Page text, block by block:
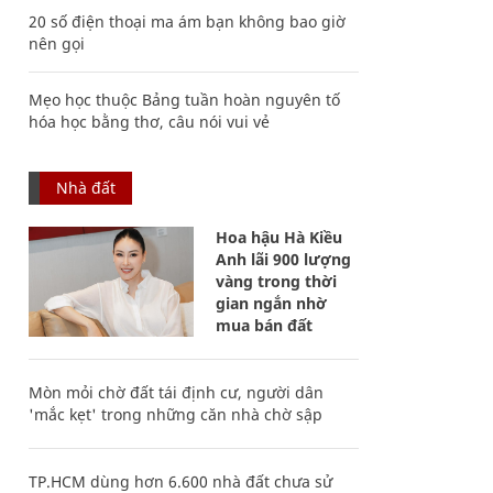
20 số điện thoại ma ám bạn không bao giờ
nên gọi
Mẹo học thuộc Bảng tuần hoàn nguyên tố
hóa học bằng thơ, câu nói vui vẻ
Nhà đất
Hoa hậu Hà Kiều
Anh lãi 900 lượng
vàng trong thời
gian ngắn nhờ
mua bán đất
Mòn mỏi chờ đất tái định cư, người dân
'mắc kẹt' trong những căn nhà chờ sập
TP.HCM dùng hơn 6.600 nhà đất chưa sử